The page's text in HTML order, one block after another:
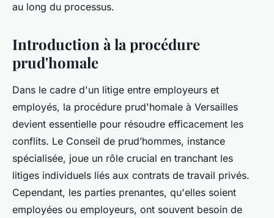
au long du processus.
Introduction à la procédure
prud'homale
Dans le cadre d'un litige entre employeurs et
employés, la procédure prud'homale à Versailles
devient essentielle pour résoudre efficacement les
conflits. Le Conseil de prud’hommes, instance
spécialisée, joue un rôle crucial en tranchant les
litiges individuels liés aux contrats de travail privés.
Cependant, les parties prenantes, qu'elles soient
employées ou employeurs, ont souvent besoin de